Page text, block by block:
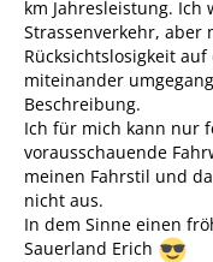
km Jahresleistung.
Strassenverkehr, aber
Rücksichtslosigkeit
miteinander
Beschreibung.
Ich für mich kann nur
vorausschauende
meinen Fahrstil und
nicht aus.
In dem Sinne einen
Sauerland Erich